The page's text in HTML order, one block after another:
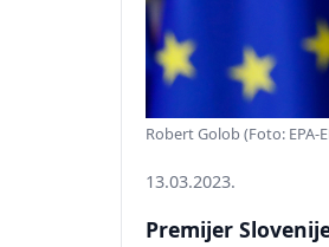
Robert Golob (Foto: EPA-
13.03.2023.
Premijer